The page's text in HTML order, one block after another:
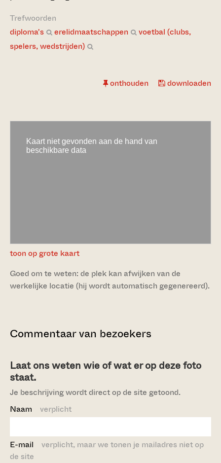
Trefwoorden
diploma's
erelidmaatschappen
voetbal (clubs,
spelers, wedstrijden)
onthouden downloaden
toon op grote kaart
Goed om te weten: de plek kan afwijken van de
werkelijke locatie (hij wordt automatisch gegenereerd).
Commentaar van bezoekers
Laat ons weten wie of wat er op deze foto
staat.
Je beschrijving wordt direct op de site getoond.
Naam verplicht
E-mail verplicht, maar we tonen je mailadres niet op
de site